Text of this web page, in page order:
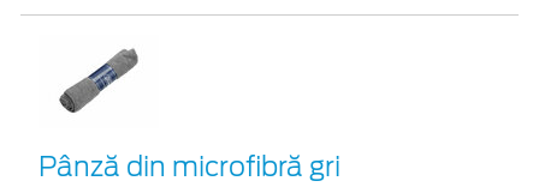
Pânză din microfibră gri